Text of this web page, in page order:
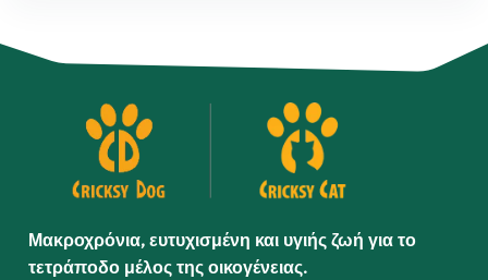
Μακροχρόνια, ευτυχισμένη και υγιής ζωή για το
τετράποδο μέλος της οικογένειας.